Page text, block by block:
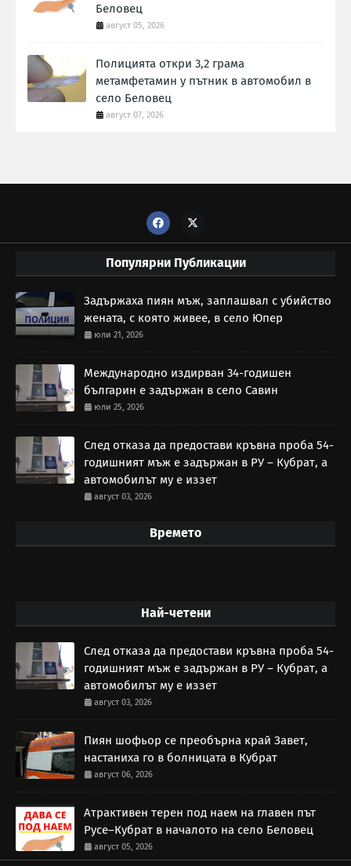
Беловец
август 05, 2026
Полицията откри 3,2 грама
метамфетамин у пътник в автомобил в
село Беловец
август 07, 2026
Популярни Публикации
Задържаха пиян мъж, заплашвал с убийство
жената, с която живее, в село Юпер
юли 21, 2026
Международно издирван 34-годишен
българин е задържан в село Савин
юли 25, 2026
След отказа да предостави кръвна проба 54-
годишният мъж е задържан в РУ – Кубрат, а
автомобилът му е иззет
август 03, 2026
Времето
Най-четени
След отказа да предостави кръвна проба 54-
годишният мъж е задържан в РУ – Кубрат, а
автомобилът му е иззет
август 03, 2026
Пиян шофьор се преобърна край Завет,
настаниха го в болницата в Кубрат
август 06, 2026
Атрактивен терен под наем на главен път
Русе–Кубрат в началото на село Беловец
август 05, 2026